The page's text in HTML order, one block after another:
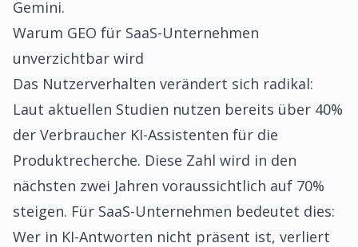
Gemini.
Warum GEO für SaaS-Unternehmen
unverzichtbar wird
Das Nutzerverhalten verändert sich radikal:
Laut aktuellen Studien nutzen bereits über 40%
der Verbraucher KI-Assistenten für die
Produktrecherche. Diese Zahl wird in den
nächsten zwei Jahren voraussichtlich auf 70%
steigen. Für SaaS-Unternehmen bedeutet dies:
Wer in KI-Antworten nicht präsent ist, verliert